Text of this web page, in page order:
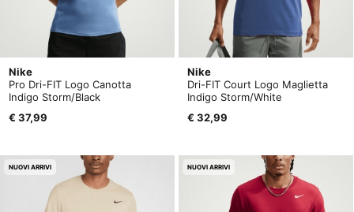
Nike
Pro Dri-FIT Logo Canotta
Indigo Storm/Black
€ 37,99
Nike
Dri-FIT Court Logo Maglietta
Indigo Storm/White
€ 32,99
NUOVI ARRIVI NUOVI ARRIVI